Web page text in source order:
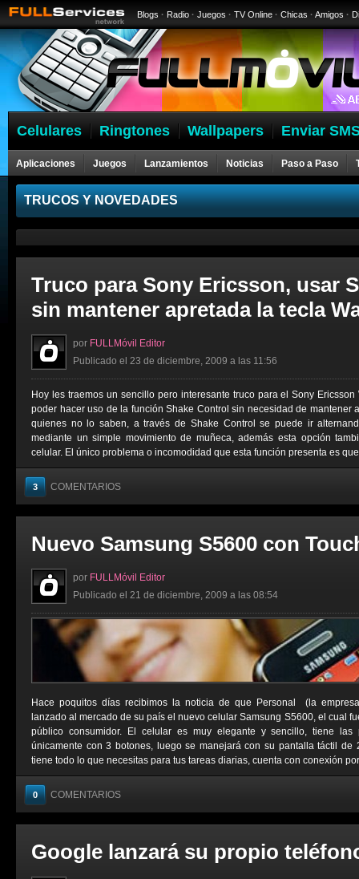
Blogs · Radio · Juegos · TV Online · Chicas · Amigos ·
Celulares Ringtones Wallpapers Enviar
Aplicaciones Juegos Lanzamientos Noticias Paso a Paso
Celulares
TRUCOS Y NOVEDADES
Truco para Sony Ericsson, usar
sin mantener apretada la tecla
por FULLMóvil Editor
Publicado el 23 de diciembre, 2009 a las 11:56
Hoy les traemos un sencillo pero interesante truco para el Sony
poder hacer uso de la función Shake Control sin necesidad de mantener
quienes no lo saben, a través de Shake Control se puede ir
mediante un simple movimiento de muñeca, además esta opción
celular. El único problema o incomodidad que esta función presenta es
3 COMENTARIOS
Nuevo Samsung S5600 con
por FULLMóvil Editor
Publicado el 21 de diciembre, 2009 a las 08:54
Hace poquitos días recibimos la noticia de que Personal (la
lanzado al mercado de su país el nuevo celular Samsung S5600, el cual
público consumidor. El celular es muy elegante y sencillo, tiene las
únicamente con 3 botones, luego se manejará con su pantalla táctil de
tiene todo lo que necesitas para tus tareas diarias, cuenta con conexión
0 COMENTARIOS
Google lanzará su propio